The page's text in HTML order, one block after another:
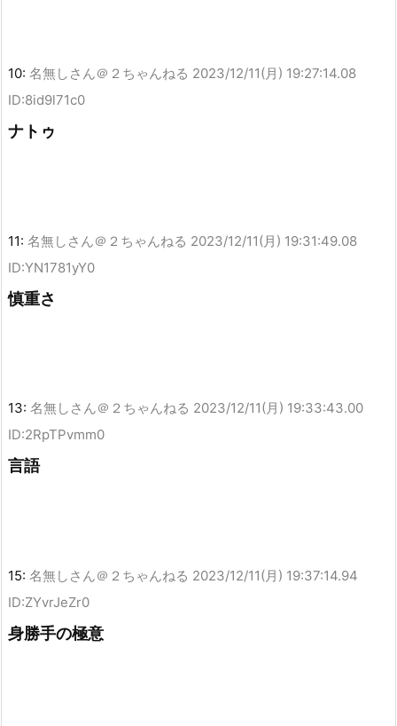
10: 名無しさん＠２ちゃんねる 2023/12/11(月) 19:27:14.08
ID:8id9l71c0
ナトゥ
11: 名無しさん＠２ちゃんねる 2023/12/11(月) 19:31:49.08
ID:YN1781yY0
慎重さ
13: 名無しさん＠２ちゃんねる 2023/12/11(月) 19:33:43.00
ID:2RpTPvmm0
言語
15: 名無しさん＠２ちゃんねる 2023/12/11(月) 19:37:14.94
ID:ZYvrJeZr0
身勝手の極意